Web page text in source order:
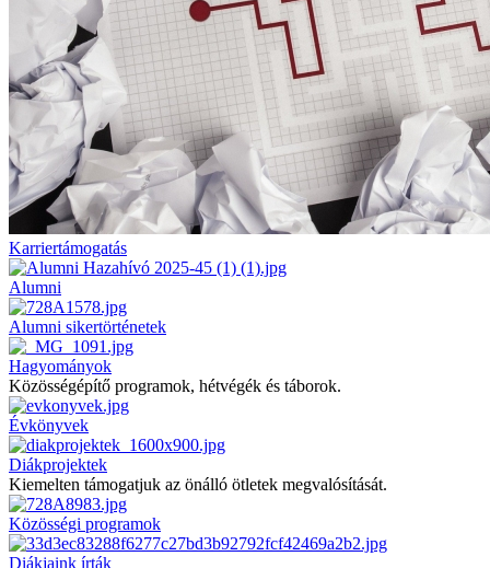
Karriertámogatás
Alumni
Alumni sikertörténetek
Hagyományok
Közösségépítő programok, hétvégék és táborok.
Évkönyvek
Diákprojektek
Kiemelten támogatjuk az önálló ötletek megvalósítását.
Közösségi programok
Diákjaink írták